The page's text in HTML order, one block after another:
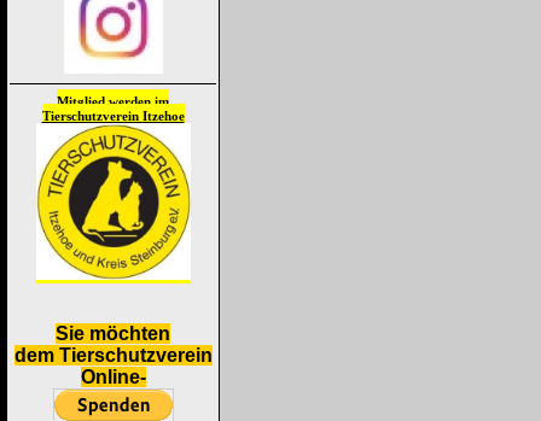
Mitglied werden im
Tierschutzverein Itzehoe
Sie möchten
dem Tierschutzverein
Online-